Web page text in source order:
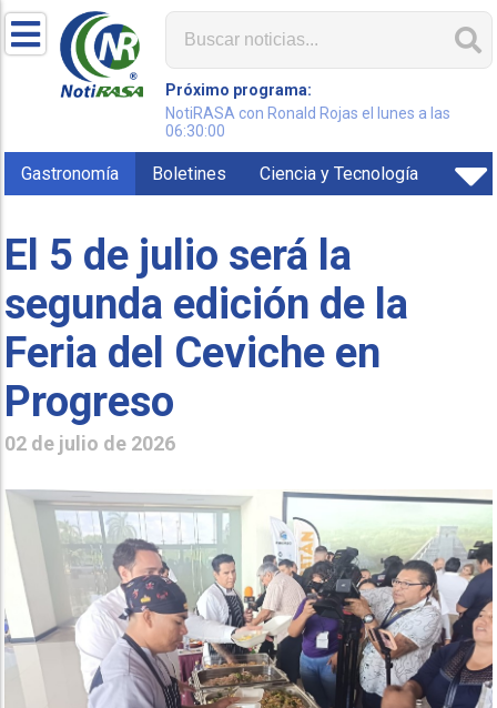
Próximo programa:
NotiRASA con Ronald Rojas el lunes a las
06:30:00
Gastronomía Boletines Ciencia y Tecnología
El 5 de julio será la
segunda edición de la
Feria del Ceviche en
Progreso
02 de julio de 2026